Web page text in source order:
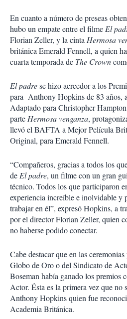
En cuanto a número de preseas
hubo un empate entre el filmeEl
Florian Zeller, y la cintaHermosa
británica Emerald Fennell, a quien
cuarta temporada de The Crown
El padrese hizo acreedor a los
para Anthony Hopkins de 83 años,
Adaptado para Christopher
parteHermosa venganza,
llevó el BAFTA a Mejor Película
Original, para Emerald Fennell.
“Compañeros, gracias a todos los
deEl padre, un filme con un gran
técnico. Todos los que participaron
experiencia increíble e inolvidable y
trabajar en él”, expresó Hopkins, a
por el director Florian Zeller, quien
no haberse podido conectar.
Cabe destacar que en las
Globo de Oro o del Sindicato de
Boseman había ganado los premios
Actor. Ésta es la primera vez que no
Anthony Hopkins quien fue
Academia Británica.